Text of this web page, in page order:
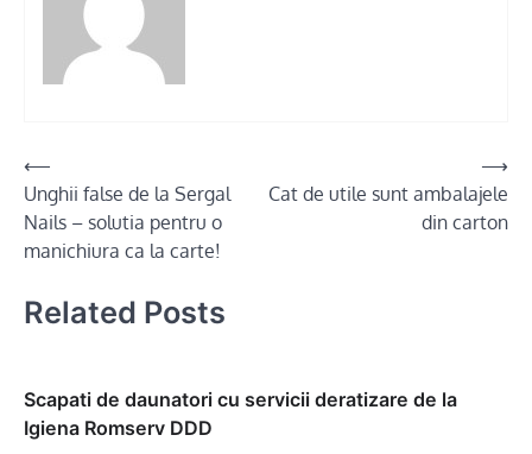
Post
navigation
⟵
Unghii false de la Sergal
Nails – solutia pentru o
manichiura ca la carte!
Cat de utile sunt ambalajele
din carton
⟶
Related Posts
Scapati de daunatori cu servicii deratizare de la
Igiena Romserv DDD